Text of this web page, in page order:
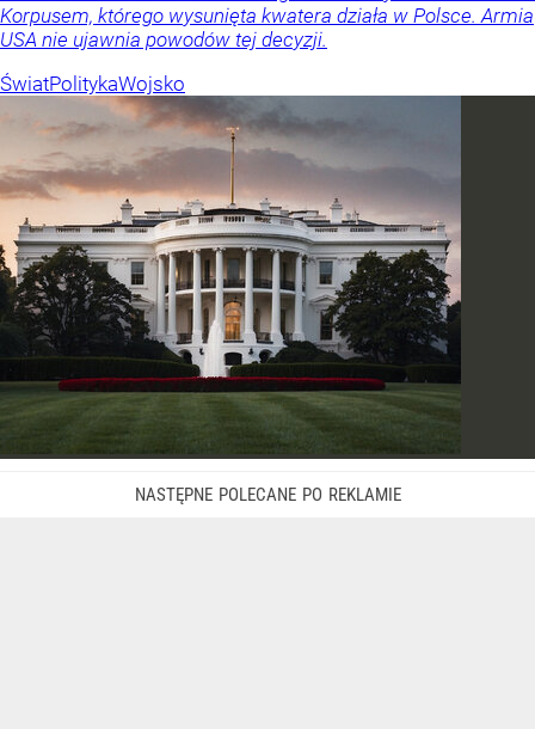
Korpusem, którego wysunięta kwatera działa w Polsce. Armia
USA nie ujawnia powodów tej decyzji.
ŚwiatPolitykaWojsko